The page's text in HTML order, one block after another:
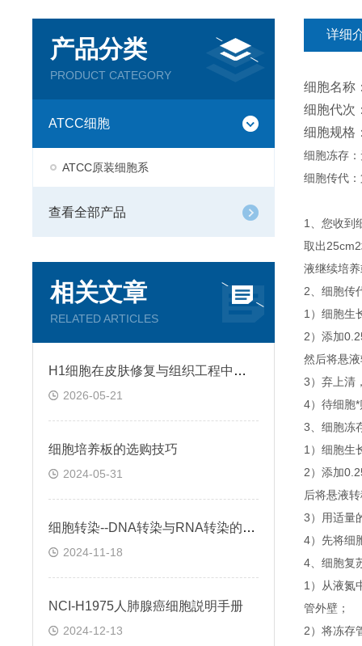
产品分类
PRODUCT CATEGORY
ATCC细胞
ATCC原装细胞系
查看全部产品
相关文章
RELATED ARTICLES
H1细胞在皮肤修复与组织工程中的应用前景
2026-05-21
细胞培养板的选购技巧
2024-05-31
细胞转染--DNA转染与RNA转染的区别
2024-11-18
NCI-H1975人肺腺癌细胞説明手册
2024-12-13
详细
细胞名称
细胞代次
细胞规格
细胞冻存
细胞传代
1、您收到
取出
液继续培
2、细胞传
1）细胞生
2）添加
然后将悬
3）弃上清
4）待细胞
3、细胞冻
1）细胞生
2）添加
后将悬液
3）用适量
4）先将细
4、细胞复
1）从液氮
管外壁；
2）将冻存